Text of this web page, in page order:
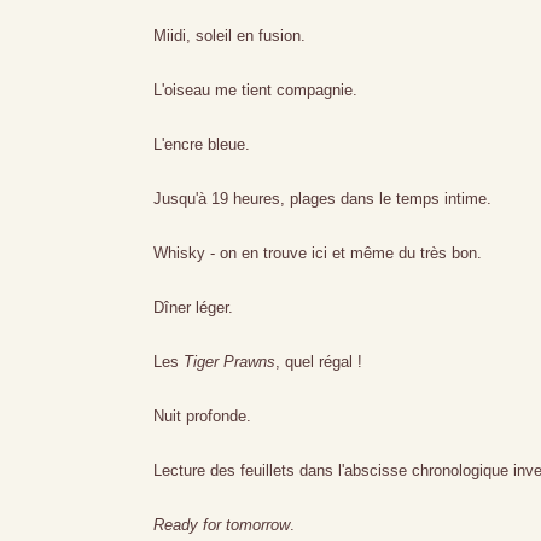
Miidi, soleil en fusion.
L'oiseau me tient compagnie.
L'encre bleue.
Jusqu'à 19 heures, plages dans le temps intime.
Whisky - on en trouve ici et même du très bon.
Dîner léger.
Les Tiger Prawns, quel régal !
Nuit profonde.
Lecture des feuillets dans l'abscisse chronologique
Ready for tomorrow.